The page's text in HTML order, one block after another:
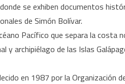
se exhiben documentos
de Simón Bolívar.
Pacífico que separa la costa
y archipiélago de las Islas
en 1987 por la Organización